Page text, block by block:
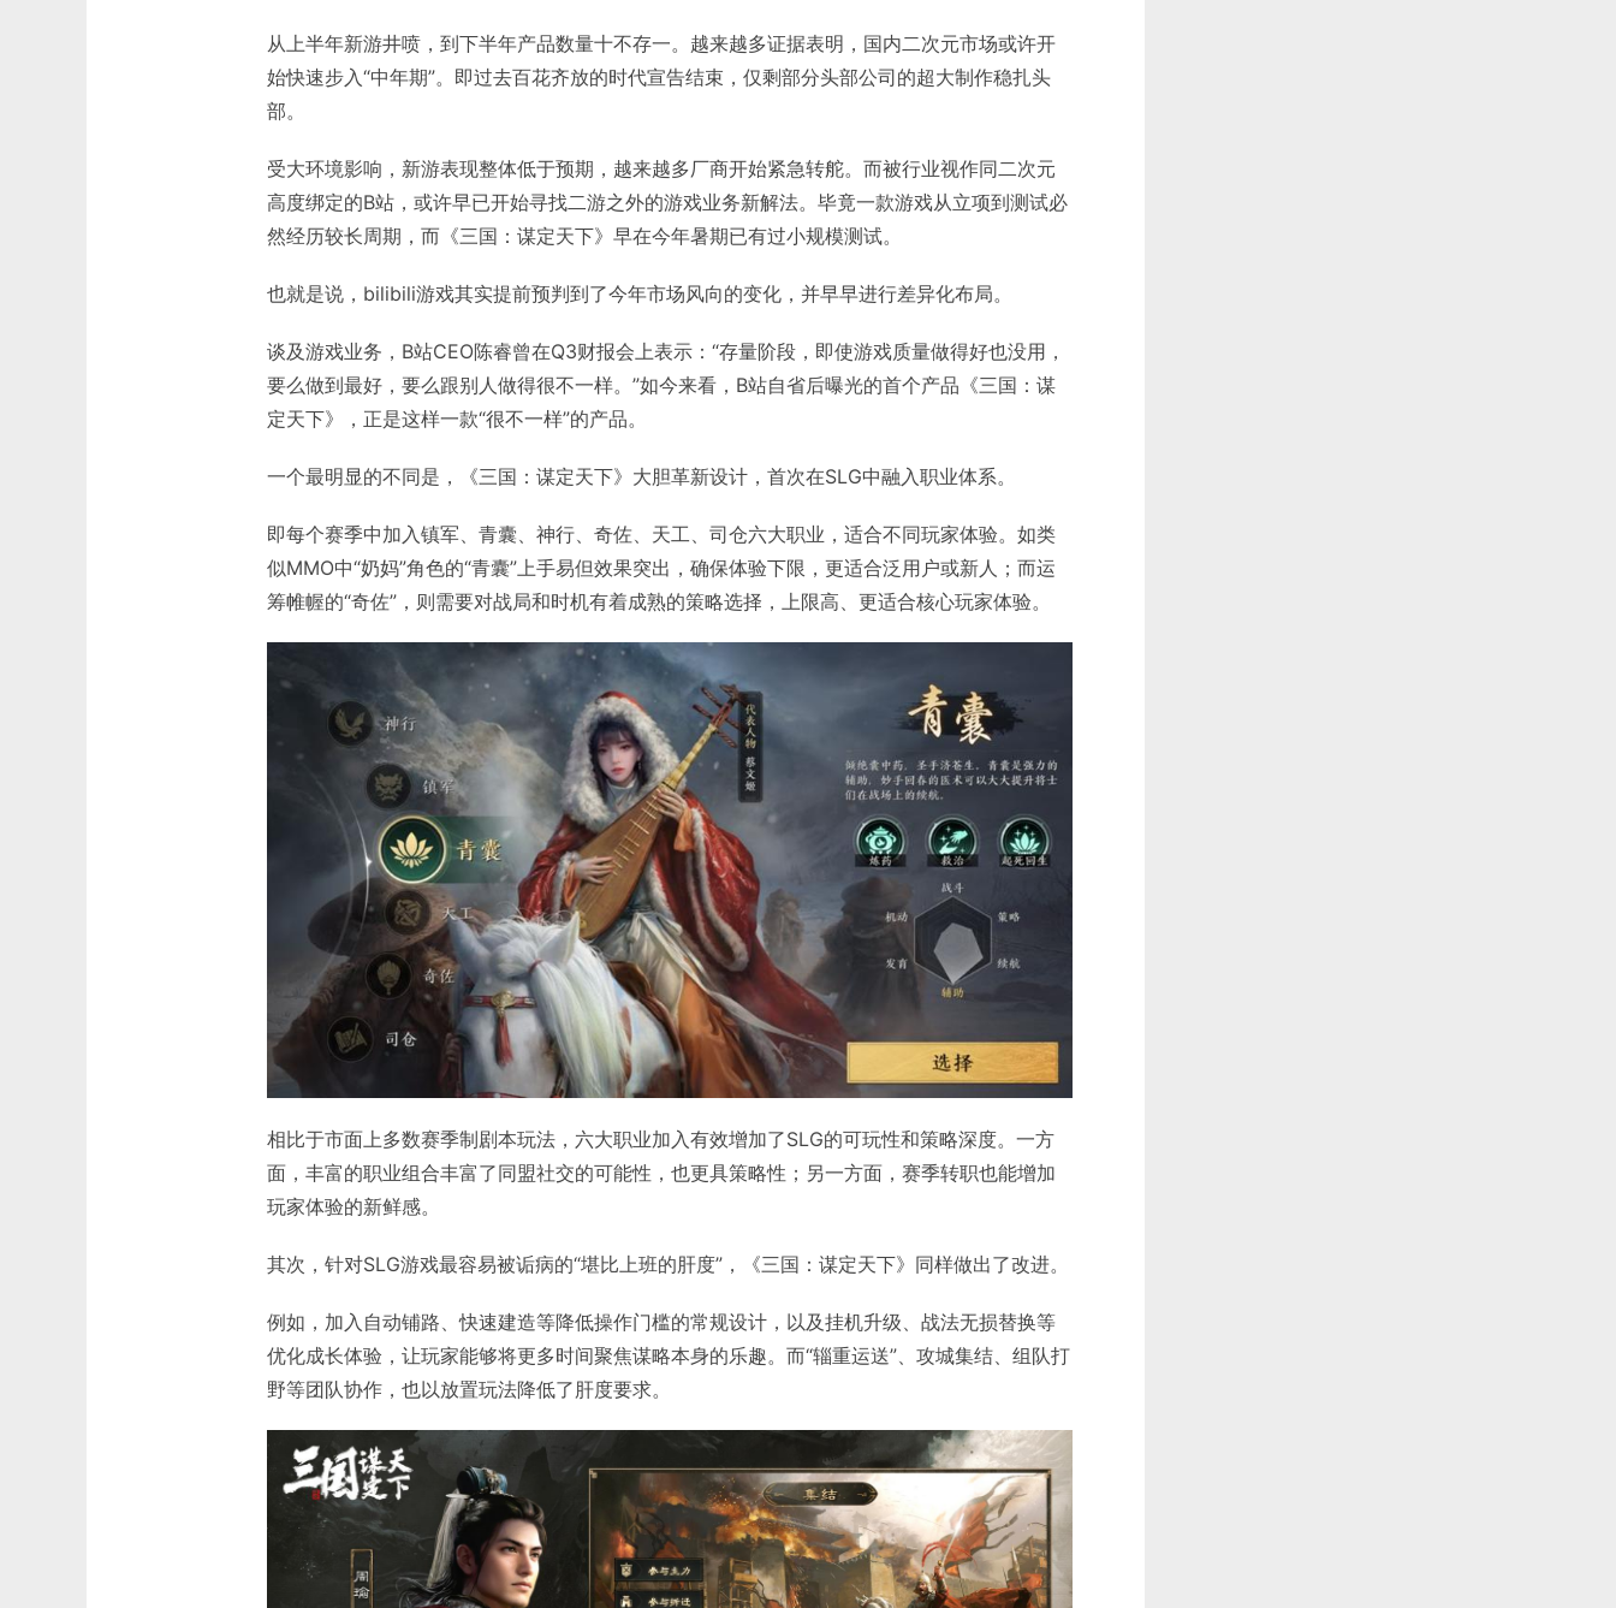
从上半年新游井喷，到下半年产品数量十不存一。越来越多证据表明，国内二次元市场或许开
始快速步入“中年期”。即过去百花齐放的时代宣告结束，仅剩部分头部公司的超大制作稳扎头
部。
受大环境影响，新游表现整体低于预期，越来越多厂商开始紧急转舵。而被行业视作同二次元
高度绑定的B站，或许早已开始寻找二游之外的游戏业务新解法。毕竟一款游戏从立项到测试必
然经历较长周期，而《三国：谋定天下》早在今年暑期已有过小规模测试。
也就是说，bilibili游戏其实提前预判到了今年市场风向的变化，并早早进行差异化布局。
谈及游戏业务，B站CEO陈睿曾在Q3财报会上表示：“存量阶段，即使游戏质量做得好也没用，
要么做到最好，要么跟别人做得很不一样。”如今来看，B站自省后曝光的首个产品《三国：谋
定天下》，正是这样一款“很不一样”的产品。
一个最明显的不同是，《三国：谋定天下》大胆革新设计，首次在SLG中融入职业体系。
即每个赛季中加入镇军、青囊、神行、奇佐、天工、司仓六大职业，适合不同玩家体验。如类
似MMO中“奶妈”角色的“青囊”上手易但效果突出，确保体验下限，更适合泛用户或新人；而运
筹帷幄的“奇佐”，则需要对战局和时机有着成熟的策略选择，上限高、更适合核心玩家体验。
相比于市面上多数赛季制剧本玩法，六大职业加入有效增加了SLG的可玩性和策略深度。一方
面，丰富的职业组合丰富了同盟社交的可能性，也更具策略性；另一方面，赛季转职也能增加
玩家体验的新鲜感。
其次，针对SLG游戏最容易被诟病的“堪比上班的肝度”，《三国：谋定天下》同样做出了改进。
例如，加入自动铺路、快速建造等降低操作门槛的常规设计，以及挂机升级、战法无损替换等
优化成长体验，让玩家能够将更多时间聚焦谋略本身的乐趣。而“辎重运送”、攻城集结、组队打
野等团队协作，也以放置玩法降低了肝度要求。